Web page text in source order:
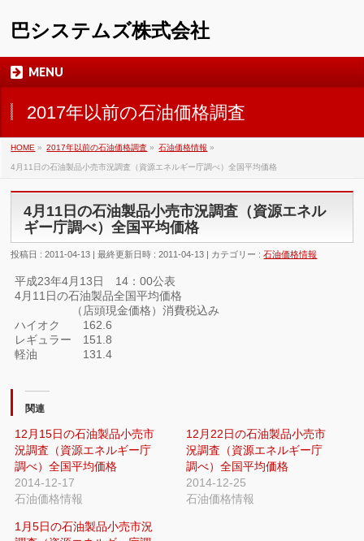
巴システムズ株式会社
MENU
2017年以前の石油価格調査
HOME » 2017年以前の石油価格調査 » 石油価格情報 »
4月11日の石油製品小売市況調査（資源エネルギー庁調べ）全国平均価格
4月11日の石油製品小売市況調査（資源エネル
ギー庁調べ）全国平均価格
投稿日 : 2011-04-13 最終更新日時 : 2011-04-13 カテゴリー :石油価格情報
平成23年4月13日 14：00公表
4月11日の石油製品全国平均価格
（店頭現金価格）消費税込み
ハイオク 162.6
レギュラー 151.8
軽油 131.4
関連
12月15日の石油製品小売市
況調査（資源エネルギー庁
調べ）全国平均価格
2014-12-17
石油価格情報
12月22日の石油製品小売市
況調査（資源エネルギー庁
調べ）全国平均価格
2014-12-25
石油価格情報
1月5日の石油製品小売市況